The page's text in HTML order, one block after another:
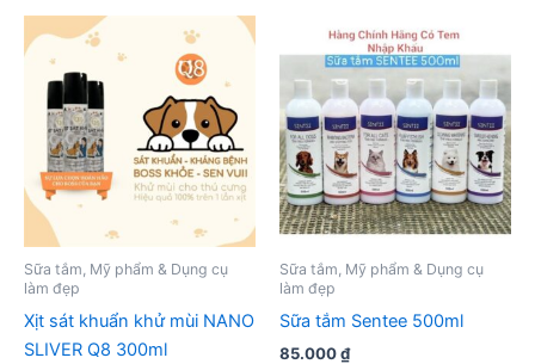
Sữa tắm, Mỹ phẩm & Dụng cụ
làm đẹp
Xịt sát khuẩn khử mùi NANO
SLIVER Q8 300ml
Sữa tắm, Mỹ phẩm & Dụng cụ
làm đẹp
Sữa tắm Sentee 500ml
85.000₫